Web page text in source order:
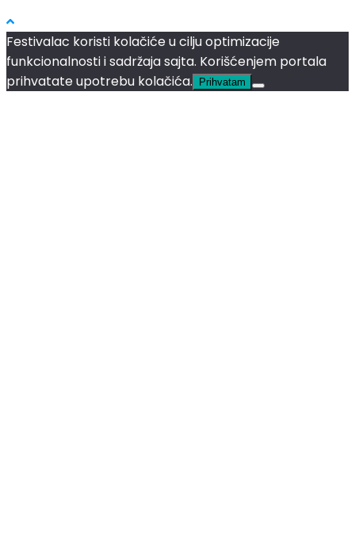
Festivalac koristi kolačiće u cilju optimizacije
funkcionalnosti i sadržaja sajta. Korišćenjem portala
prihvatate upotrebu kolačića.
Prihvatam